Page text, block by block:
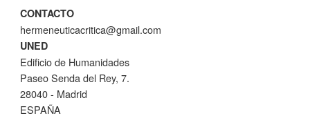
CONTACTO
hermeneuticacritica@gmail.com
UNED
Edificio de Humanidades
Paseo Senda del Rey, 7.
28040 - Madrid
ESPAÑA